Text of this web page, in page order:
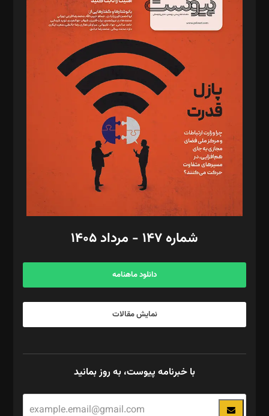
د‌بیر خدمت و تجارت: ابوالفضل رجبی
د‌بیر حقوق فناوری: حسام‌الدین ایپکچی
د‌بیر پیوست جهان: مینا پاکدل
د‌بیر تحریریه آنلاین: بابک نقاش
تحریریه‌: مجتبی محمود‌ی، آرش برهمند، یسنا امان‌پور، سروش کرمیان،
مصطفی مسجدی آرانی، ابوالفضل رجبی، زهرا فکرانه، فائزه فتحی
رستمی،مصطفی باستان
ویرایش: نگار استاد‌‌آقا
طراح یونیفرم: مجید توکلی
فیلمبرداری و عکاسی: امیر شفیعی، مانی لطفی زاده
گرافیک و صفحه‌آرایی: سید‌سبحان‌علی ثابت
مد‌یر توسعه تجاری: کامبیز برید‌
امور مالی: شاپور رهبری، محمد‌ کاظمی‌نیا
آگهی و مشترکین: ۰۹۱۹۹۹۹۰۴۵۴
شماره ۱۴۷ - مرداد ۱۴۰۵
دانلود ماهنامه
نمایش مقالات
با خبرنامه پیوست، به روز بمانید